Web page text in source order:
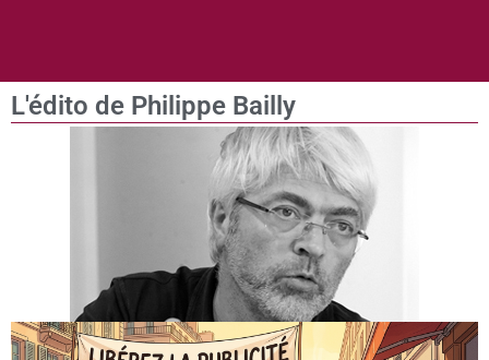
L'édito de Philippe Bailly